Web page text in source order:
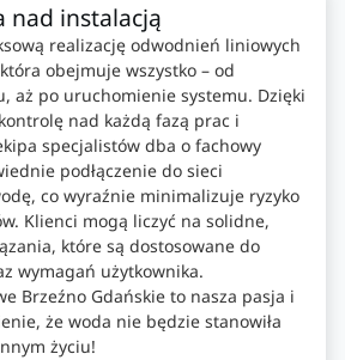
nad instalacją
realizację odwodnień liniowych
obejmuje wszystko – od
aż po uruchomienie systemu. Dzięki
nad każdą fazą prac i
specjalistów dba o fachowy
podłączenie do sieci
co wyraźnie minimalizuje ryzyko
Klienci mogą liczyć na solidne,
które są dostosowane do
wymagań użytkownika.
Brzeźno Gdańskie to nasza pasja i
że woda nie będzie stanowiła
życiu!